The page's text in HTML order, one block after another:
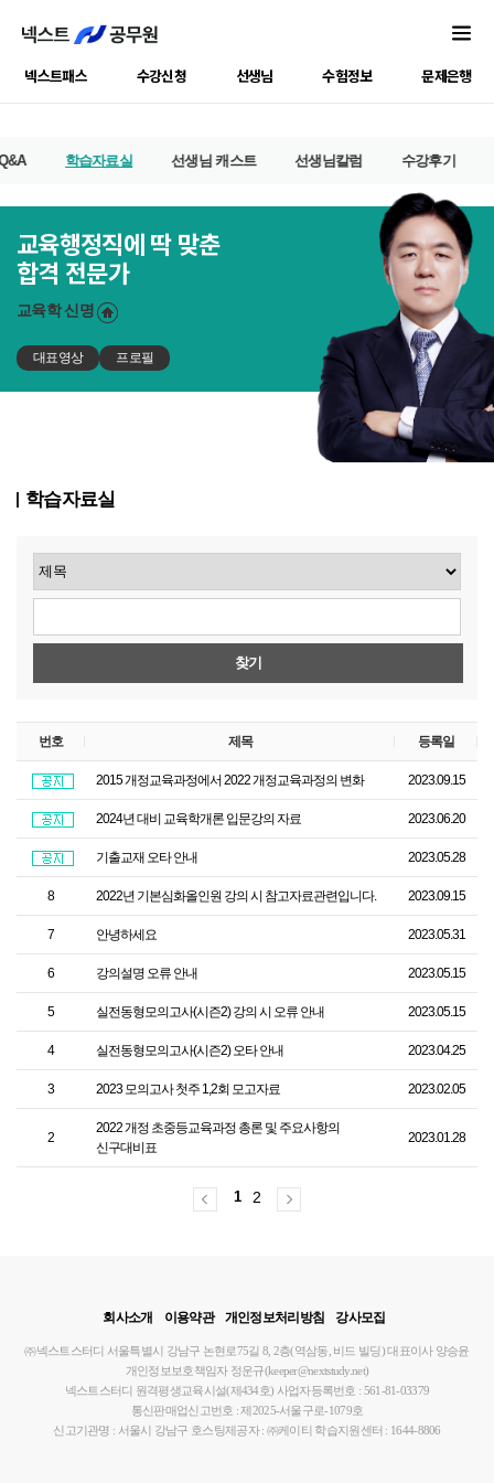
넥스트패스 수강신청 선생님 수험정보 문제은행
학습자료실 선생님 캐스트 선생님칼럼 수강후기
교육행정직에 딱 맞춘
합격 전문가
교육학신명
대표영상 프로필
학습자료실
찾기
번호 제목 등록일
2015 개정교육과정에서 2022 개정교육과정의 변화 2023.09.15
2024년 대비 교육학개론 입문강의 자료 2023.06.20
기출교재 오타 안내 2023.05.28
8 2022년 기본심화올인원 강의 시 참고자료관련입니다. 2023.09.15
7 안녕하세요 2023.05.31
6 강의설명 오류 안내 2023.05.15
5 실전동형모의고사(시즌2) 강의 시 오류 안내 2023.05.15
4 실전동형모의고사(시즌2) 오타 안내 2023.04.25
3 2023 모의고사 첫주 1,2회 모고자료 2023.02.05
2
2022 개정 초중등교육과정 총론 및 주요사항의
신구대비표
2023.01.28
1 2
회사소개 이용약관 개인정보처리방침 강사모집
㈜넥스트스터디 서울특별시 강남구 논현로75길 8, 2층(역삼동, 비드 빌딩)대표이사 양승윤
개인정보보호책임자 정운규(keeper@nextstudy.net)
넥스트스터디 원격평생교육시설(제434호) 사업자등록번호 : 561-81-03379
통신판매업신고번호 : 제2025-서울구로-1079호
신고기관명 : 서울시 강남구 호스팅제공자 : ㈜케이티 학습지원센터 : 1644-8806